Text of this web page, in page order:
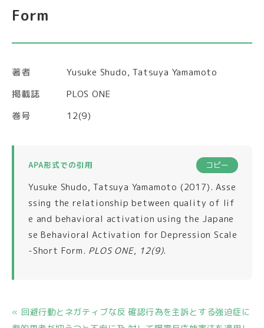
Form
著者
Yusuke Shudo, Tatsuya Yamamoto
掲載誌
PLOS ONE
巻号
12(9)
APA形式での引用 コピー
Yusuke Shudo, Tatsuya Yamamoto (2017). Asse
ssing the relationship between quality of lif
e and behavioral activation using the Japane
se Behavioral Activation for Depression Scale
-Short Form. PLOS ONE, 12(9).
« 回避行動とネガティブな反 確認行為を主訴とする強迫症に